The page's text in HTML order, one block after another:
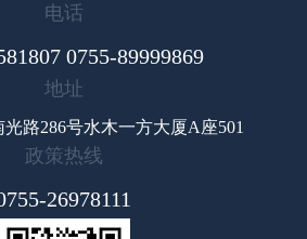
电话
0755-89999869
地址
路286号水木一方大厦A座501
政策热线
26978111